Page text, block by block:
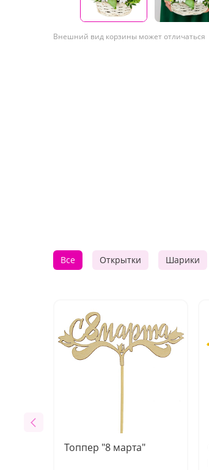
Внешний вид корзины может отличаться
Все Открытки Шарики
Топпер "8 марта"